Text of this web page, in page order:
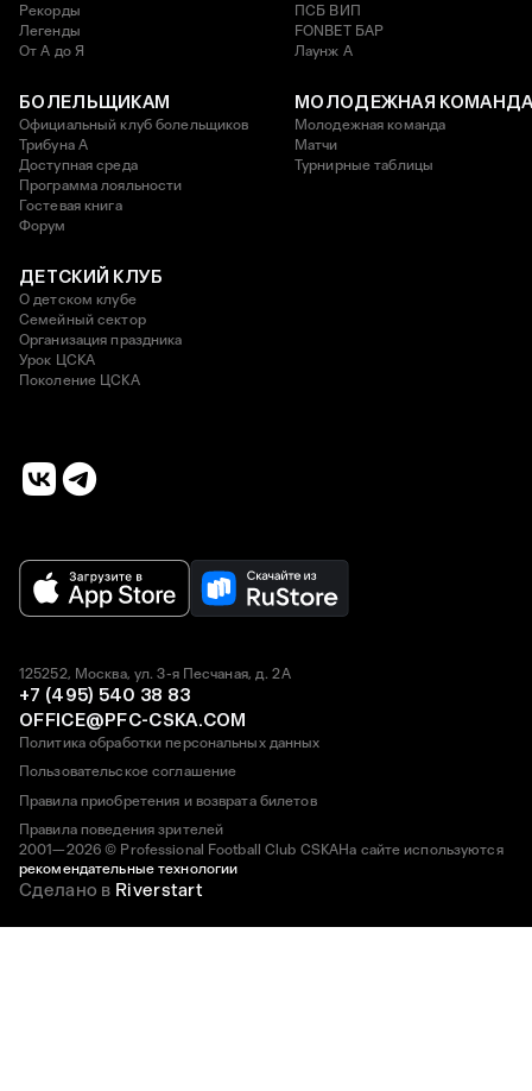
Рекорды
Легенды
От А до Я
ПСБ ВИП
FONBET БАР
Лаунж A
БОЛЕЛЬЩИКАМ
Официальный клуб болельщиков
Трибуна А
Доступная среда
Программа лояльности
Гостевая книга
Форум
МОЛОДЕЖНАЯ
Молодежная команда
Матчи
Турнирные таблицы
ДЕТСКИЙ КЛУБ
О детском клубе
Семейный сектор
Организация праздника
Урок ЦСКА
Поколение ЦСКА
2001—2026 © Professional Football Club CSKAНа сайте используются
рекомендательные технологии
125252, Москва, ул. 3-я Песчаная, д. 2А
+7 (495) 540 38 83
OFFICE@PFC-CSKA.COM
Политика обработки персональных данных
Пользовательское соглашение
Правила приобретения и возврата билетов
Правила поведения зрителей
Сделано в Riverstart